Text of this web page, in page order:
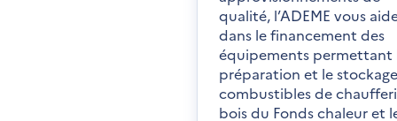
qualité, l’ADEME vous
dans le financement des
équipements permettant
préparation et le
combustibles de
bois du Fonds chaleur et